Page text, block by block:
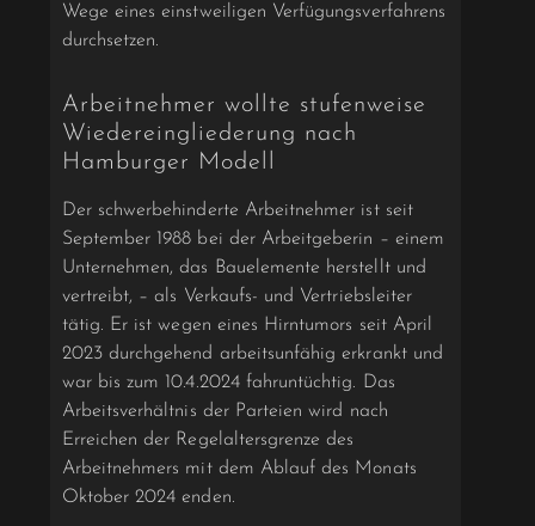
Wege eines einstweiligen Verfügungsverfahrens
durchsetzen.
Arbeitnehmer wollte stufenweise
Wiedereingliederung nach
Hamburger Modell
Der schwerbehinderte Arbeitnehmer ist seit
September 1988 bei der Arbeitgeberin – einem
Unternehmen, das Bauelemente herstellt und
vertreibt, – als Verkaufs- und Vertriebsleiter
tätig. Er ist wegen eines Hirntumors seit April
2023 durchgehend arbeitsunfähig erkrankt und
war bis zum 10.4.2024 fahruntüchtig. Das
Arbeitsverhältnis der Parteien wird nach
Erreichen der Regelaltersgrenze des
Arbeitnehmers mit dem Ablauf des Monats
Oktober 2024 enden.